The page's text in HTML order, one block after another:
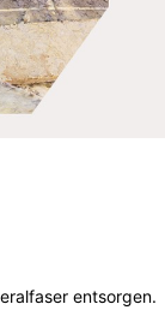
entsorgen.